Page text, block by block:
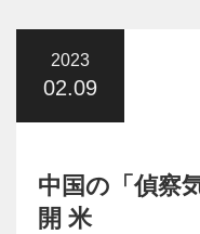
2023
02.09
中国の「偵察
開 米